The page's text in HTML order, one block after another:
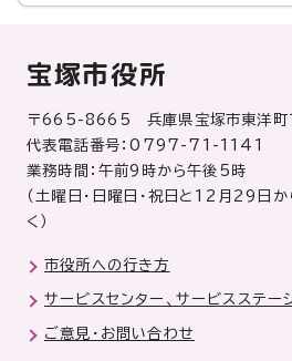
宝塚市役所
〒665-8665 兵庫県宝塚市東洋町
代表電話番号：0797-71-1141
業務時間：午前9時から午後5時
（土曜日・日曜日・祝日と12月29日
く）
市役所への行き方
サービスセンター、サービスステー
ご意見・お問い合わせ